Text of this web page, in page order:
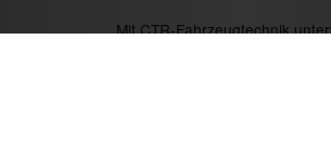
Mit CTR-Fahrzeugtechnik